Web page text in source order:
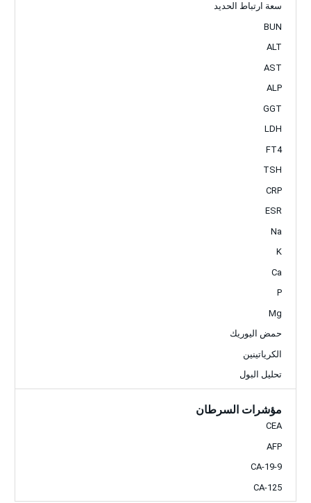
سعة ارتباط الحديد
BUN
ALT
AST
ALP
GGT
LDH
FT4
TSH
CRP
ESR
Na
K
Ca
P
Mg
حمض اليوريك
الكرياتينين
تحليل البول
مؤشرات السرطان
CEA
AFP
CA-19-9
CA-125